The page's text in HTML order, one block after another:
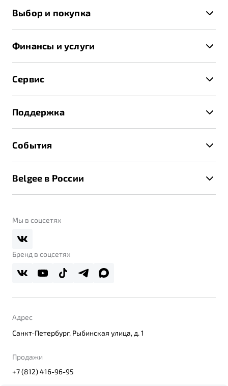
X70
Выбор и покупка
Спецпредложения и Акции
Записаться на тест-драйв
Получить предложение
Финансы и услуги
Трейд-ин
Страхование
Расчет КАСКО
Сервис
Руководство по эксплуатации
Техническое обслуживание
Калькулятор ТО
Поддержка
Помощь на дорогах
Belgee Линк
Реферальная программа
События
Контакты
Belgee в России
О дилерском центре
Правовая информация
Мы в соцсетях
Бренд в соцсетях
Адрес
Санкт-Петербург, Рыбинская улица, д. 1
Продажи
+7 (812) 416-96-95